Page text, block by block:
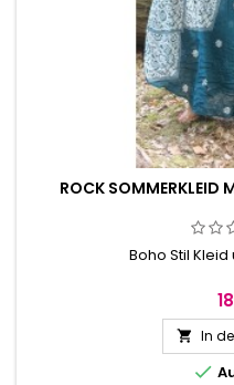
ROCK SOMMERKLEID
Boho Stil
 In
